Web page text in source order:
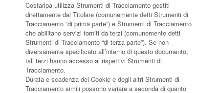
Costaripa utilizza Strumenti di Tracciamento gestiti
direttamente dal Titolare (comunemente detti Strumenti di
Tracciamento “di prima parte”) e Strumenti di Tracciamento
che abilitano servizi forniti da terzi (comunemente detti
Strumenti di Tracciamento “di terza parte”). Se non
diversamente specificato all’interno di questo documento,
tali terzi hanno accesso ai rispettivi Strumenti di
Tracciamento.
Durata e scadenza dei Cookie e degli altri Strumenti di
Tracciamento simili possono variare a seconda di quanto